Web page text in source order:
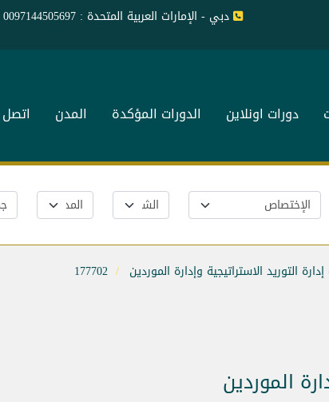
دبي - الإمارات العربية المتحدة : 0097144505697
دورات اونلاين الدورات المؤكدة المدن اتصل
التوريد الاستراتيجية وإدارة الموردين 177702
الموردين